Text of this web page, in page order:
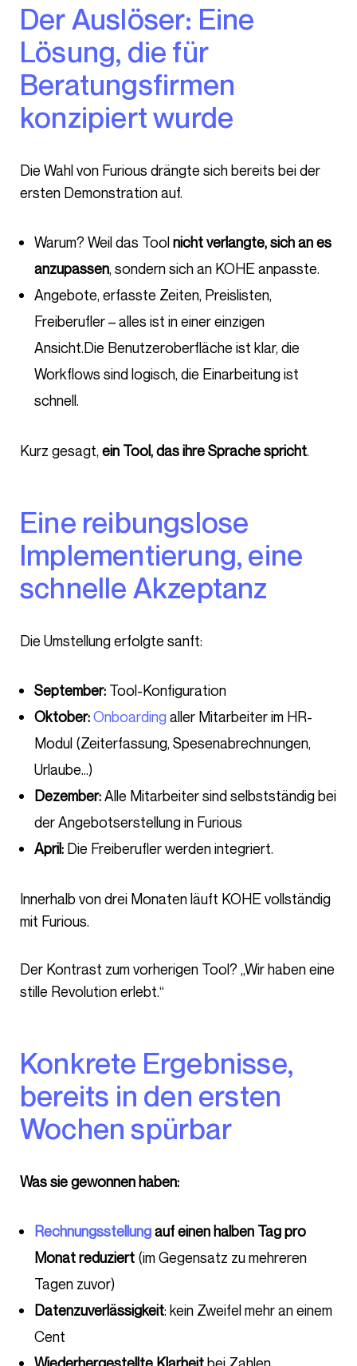
Der Auslöser: Eine
Lösung, die für
Beratungsfirmen
konzipiert wurde
Die Wahl von Furious drängte sich bereits bei der
ersten Demonstration auf.
Warum? Weil das Toolnicht verlangte, sich an es
anzupassen, sondern sich an KOHE anpasste.
Angebote, erfasste Zeiten, Preislisten,
Freiberufler – alles ist in einer einzigen
Ansicht.Die Benutzeroberfläche ist klar, die
Workflows sind logisch, die Einarbeitung ist
schnell.
Kurz gesagt, ein Tool, das ihre Sprache spricht.
Eine reibungslose
Implementierung, eine
schnelle Akzeptanz
Die Umstellung erfolgte sanft:
September: Tool-Konfiguration
Oktober:Onboarding aller Mitarbeiter im HR-
Modul (Zeiterfassung, Spesenabrechnungen,
Urlaube…)
Dezember:Alle Mitarbeiter sind selbstständig bei
der Angebotserstellung in Furious
April: Die Freiberufler werden integriert.
Innerhalb von drei Monaten läuft KOHE vollständig
mit Furious.
Der Kontrast zum vorherigen Tool? „Wir haben eine
stille Revolution erlebt.“
Konkrete Ergebnisse,
bereits in den ersten
Wochen spürbar
Was sie gewonnen haben:
Rechnungsstellungauf einen halben Tag pro
Monat reduziert (im Gegensatz zu mehreren
Tagen zuvor)
Datenzuverlässigkeit: kein Zweifel mehr an einem
Cent
Wiederhergestellte Klarheitbei Zahlen,